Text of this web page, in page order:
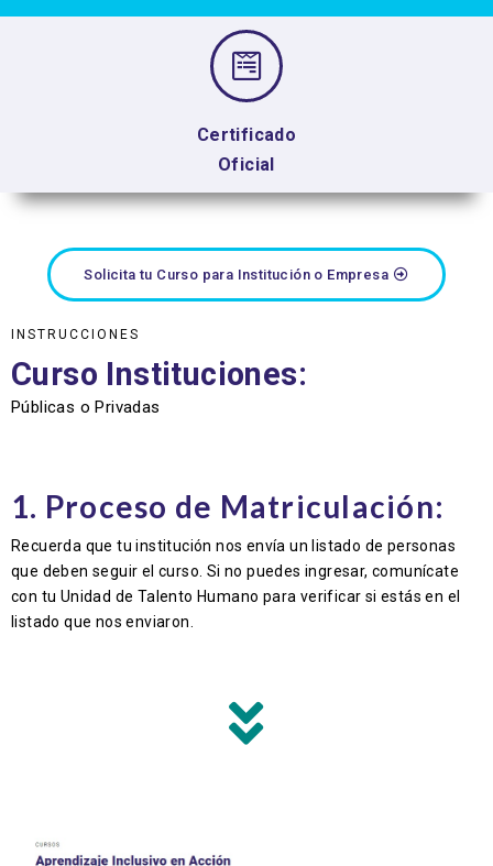
Certificado
Oficial
Solicita tu Curso para Institución o Empresa
INSTRUCCIONES
Curso Instituciones:
Públicas o Privadas
1. Proceso de Matriculación:
Recuerda que tu institución nos envía un listado de personas
que deben seguir el curso. Si no puedes ingresar, comunícate
con tu Unidad de Talento Humano para verificar si estás en el
listado que nos enviaron.